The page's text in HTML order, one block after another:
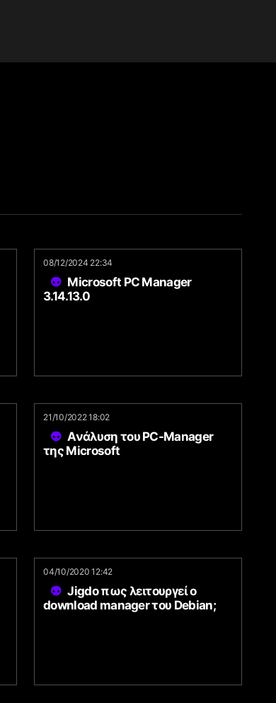
08/12/2024 22:34
Microsoft PC Manager
3.14.13.0
21/10/2022 18:02
Ανάλυση του PC-Manager
της Microsoft
04/10/2020 12:42
Jigdo πως λειτουργεί ο
download manager του Debian;